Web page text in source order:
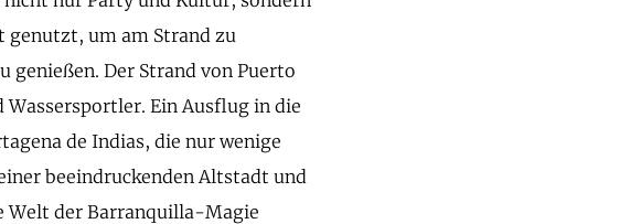
genutzt, um am Strand zu
genießen. Der Strand von Puerto
Ein Ausflug in die
de Indias, die nur wenige
beeindruckenden Altstadt und
Welt der Barranquilla-Magie